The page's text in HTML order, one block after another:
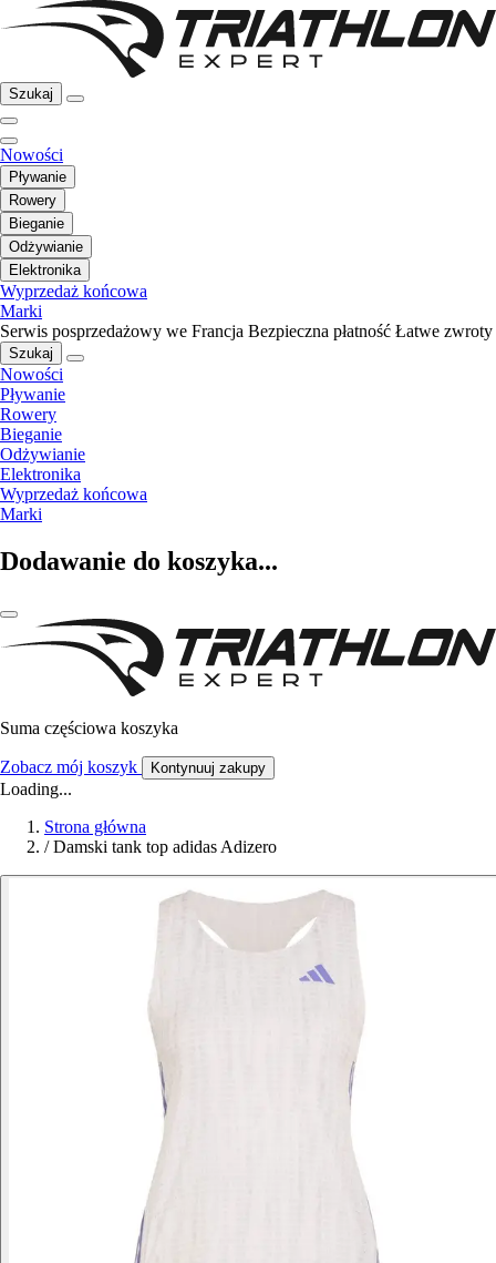
Szukaj
Nowości
Pływanie
Rowery
Bieganie
Odżywianie
Elektronika
Wyprzedaż końcowa
Marki
Serwis posprzedażowy we Francja Bezpieczna płatność Łatwe zwroty
Szukaj
Nowości
Pływanie
Rowery
Bieganie
Odżywianie
Elektronika
Wyprzedaż końcowa
Marki
Dodawanie do koszyka...
Suma częściowa koszyka
Zobacz mój koszyk Kontynuuj zakupy
Loading...
Strona główna
/ Damski tank top adidas Adizero